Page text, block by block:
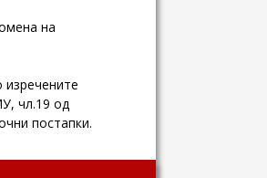
на
чл.19 од
постапки.